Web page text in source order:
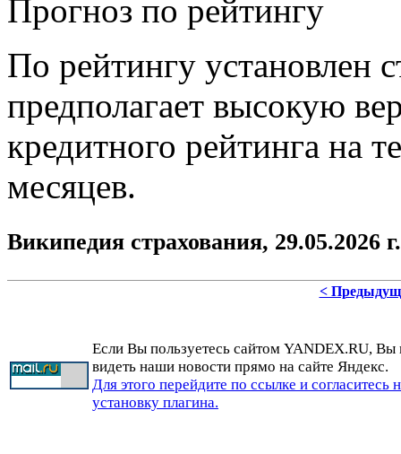
Прогноз по рейтингу
По рейтингу установлен
предполагает высокую
кредитного рейтинга на
месяцев.
Википедия страхования, 29.05.2026 г.
<
Если Вы пользуетесь сайтом YANDEX.RU, Вы
видеть наши новости прямо на сайте Яндекс.
Для этого перейдите по ссылке и согласитесь
установку плагина.